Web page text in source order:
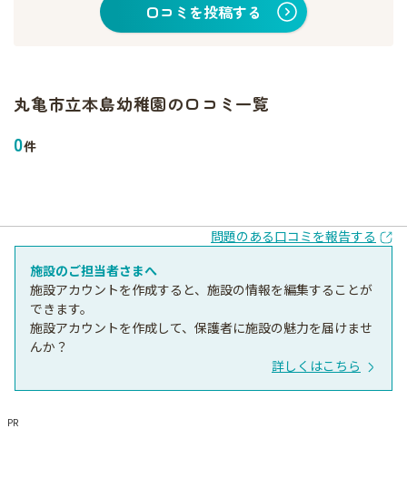
口コミを投稿する
丸亀市立本島幼稚園の口コミ一覧
0件
問題のある口コミを報告する
施設のご担当者さまへ
施設アカウントを作成すると、施設の情報を編集することが
できます。
施設アカウントを作成して、保護者に施設の魅力を届けませ
んか？
詳しくはこちら
PR